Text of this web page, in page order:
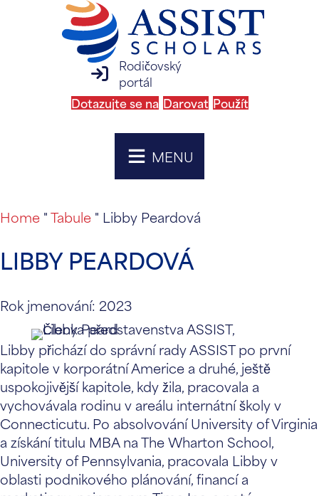
přihlášení na rodičovský portál
Rodičovský
portál
Dotazujte se na Darovat Použít
MENU
Home "Tabule " Libby Peardová
LIBBY PEARDOVÁ
Rok jmenování: 2023
Libby přichází do správní rady ASSIST po první
kapitole v korporátní Americe a druhé, ještě
uspokojivější kapitole, kdy žila, pracovala a
vychovávala rodinu v areálu internátní školy v
Connecticutu. Po absolvování University of Virginia
a získání titulu MBA na The Wharton School,
University of Pennsylvania, pracovala Libby v
oblasti podnikového plánování, financí a